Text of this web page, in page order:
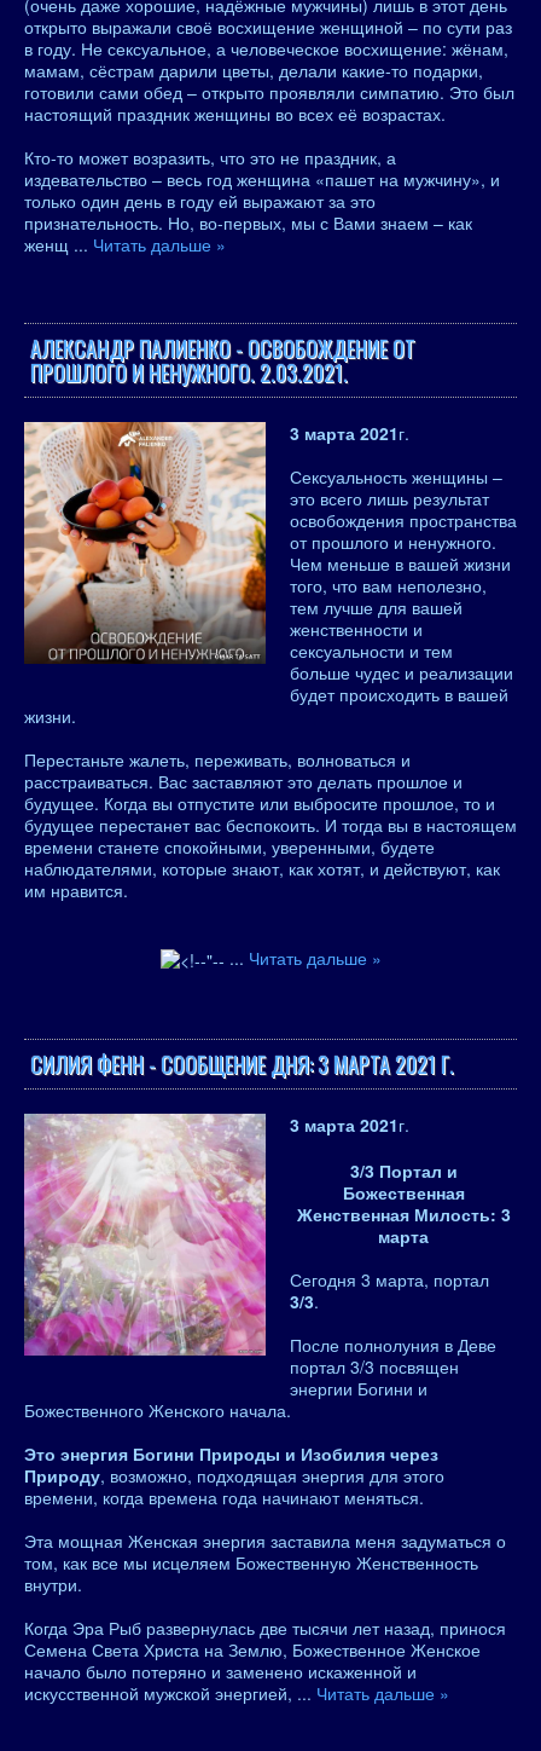
(очень даже хорошие, надёжные мужчины) лишь в этот день
открыто выражали своё восхищение женщиной – по сути раз
в году. Не сексуальное, а человеческое восхищение: жёнам,
мамам, сёстрам дарили цветы, делали какие-то подарки,
готовили сами обед – открыто проявляли симпатию. Это был
настоящий праздник женщины во всех её возрастах.
Кто-то может возразить, что это не праздник, а
издевательство – весь год женщина «пашет на мужчину», и
только один день в году ей выражают за это
признательность. Но, во-первых, мы с Вами знаем – как
женщ ... Читать дальше »
АЛЕКСАНДР ПАЛИЕНКО - ОСВОБОЖДЕНИЕ ОТ
ПРОШЛОГО И НЕНУЖНОГО. 2.03.2021.
3 марта 2021г.
Сексуальность женщины –
это всего лишь результат
освобождения пространства
от прошлого и ненужного.
Чем меньше в вашей жизни
того, что вам неполезно,
тем лучше для вашей
женственности и
сексуальности и тем
больше чудес и реализации
будет происходить в вашей
жизни.
Перестаньте жалеть, переживать, волноваться и
расстраиваться. Вас заставляют это делать прошлое и
будущее. Когда вы отпустите или выбросите прошлое, то и
будущее перестанет вас беспокоить. И тогда вы в настоящем
времени станете спокойными, уверенными, будете
наблюдателями, которые знают, как хотят, и действуют, как
им нравится.
... Читать дальше »
СИЛИЯ ФЕНН - СООБЩЕНИЕ ДНЯ: 3 МАРТА 2021 Г.
3 марта 2021г.
3/3 Портал и
Божественная
Женственная Милость: 3
марта
Сегодня 3 марта, портал
3/3.
После полнолуния в Деве
портал 3/3 посвящен
энергии Богини и
Божественного Женского начала.
Это энергия Богини Природы и Изобилия через
Природу, возможно, подходящая энергия для этого
времени, когда времена года начинают меняться.
Эта мощная Женская энергия заставила меня задуматься о
том, как все мы исцеляем Божественную Женственность
внутри.
Когда Эра Рыб развернулась две тысячи лет назад, принося
Семена Света Христа на Землю, Божественное Женское
начало было потеряно и заменено искаженной и
искусственной мужской энергией, ... Читать дальше »